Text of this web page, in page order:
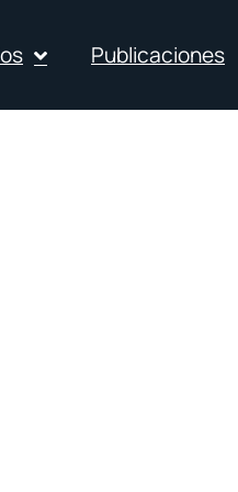
Publicaciones